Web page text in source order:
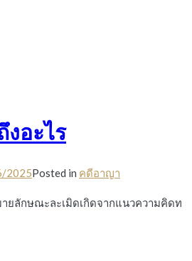
อะไร
2025Posted in คดีอาญา
ายลักษณะละเมิดเกิดจากแนวความคิดท